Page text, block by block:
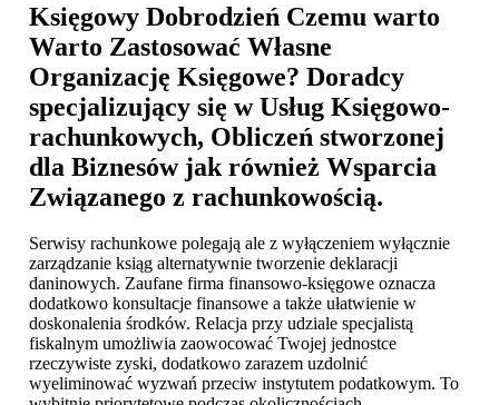
Księgowy Dobrodzień Czemu warto
Warto Zastosować Własne
Organizację Księgowe? Doradcy
specjalizujący się w Usług Księgowo-
rachunkowych, Obliczeń stworzonej
dla Biznesów jak również Wsparcia
Związanego z rachunkowością.
Serwisy rachunkowe polegają ale z wyłączeniem wyłącznie
zarządzanie ksiąg alternatywnie tworzenie deklaracji
daninowych. Zaufane firma finansowo-księgowe oznacza
dodatkowo konsultacje finansowe a także ułatwienie w
doskonalenia środków. Relacja przy udziale specjalistą
fiskalnym umożliwia zaowocować Twojej jednostce
rzeczywiste zyski, dodatkowo zarazem uzdolnić
wyeliminować wyzwań przeciw instytutem podatkowym. To